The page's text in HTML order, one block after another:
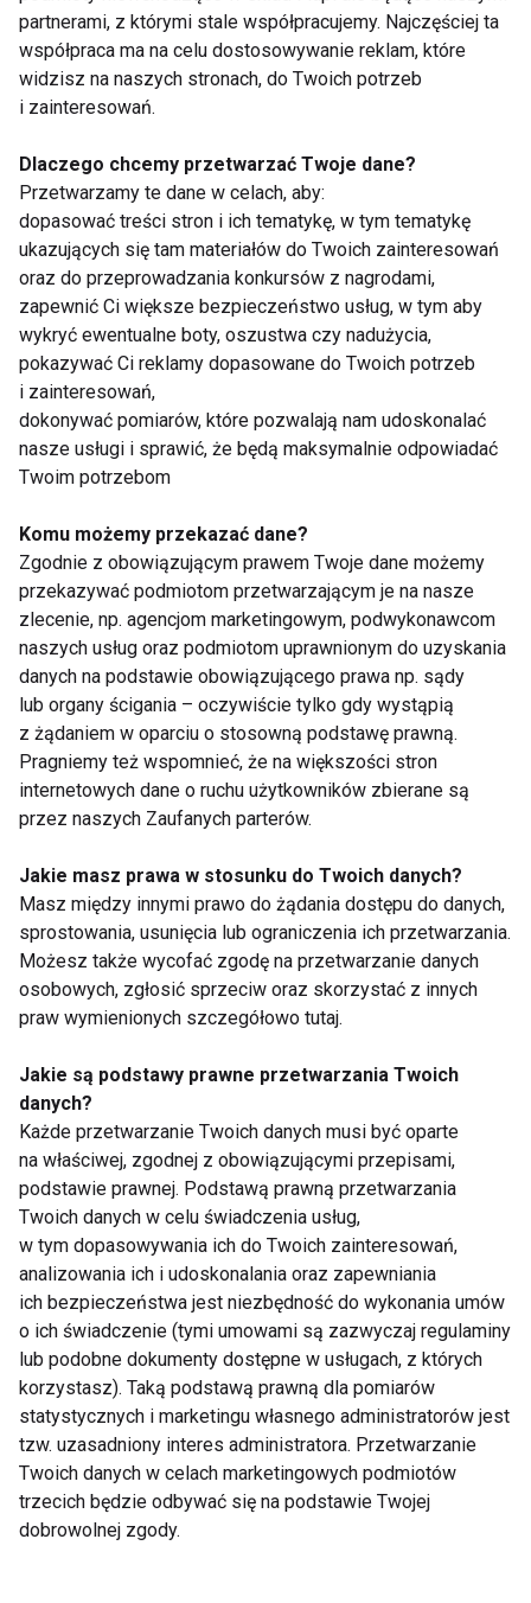
leczenie. Wszyscy narażeni na kontakt z wirusem
powinni poddać się badaniu, by w razie choroby móc
zareagować szybko, zanim zacznie siać
spustoszenie w organizmie.
www.zdrowie.fit.pl
WIRUS ZDROWIE
Wirus
Kogo nie uda się
ochronić przed RSV w
nadchodzącym
sezonie infekcyjnym?
Rusza XXIII edycja
akcji Żółty Tydzień
Jak zwalczyć
gorączkę?
AIDS - przełom w
badaniach
Pokaż więcej
Zdrowie
Klinika Implantologii -
nowoczesne
rozwiązania dla
zdrowego i pięknego
uśmiechu
Jakie zabiegi
stomatologiczne
pomogą Ci zadbać o
piękny uśmiech?
partnerami, z którymi stale współpracujemy. Najczęściej ta
współpraca ma na celu dostosowywanie reklam, które
widzisz na naszych stronach, do Twoich potrzeb
i zainteresowań.
Dlaczego chcemy przetwarzać Twoje dane?
Przetwarzamy te dane w celach, aby:
dopasować treści stron i ich tematykę, w tym tematykę
ukazujących się tam materiałów do Twoich zainteresowań
oraz do przeprowadzania konkursów z nagrodami,
zapewnić Ci większe bezpieczeństwo usług, w tym aby
wykryć ewentualne boty, oszustwa czy nadużycia,
pokazywać Ci reklamy dopasowane do Twoich potrzeb
i zainteresowań,
dokonywać pomiarów, które pozwalają nam udoskonalać
nasze usługi i sprawić, że będą maksymalnie odpowiadać
Twoim potrzebom
Komu możemy przekazać dane?
Zgodnie z obowiązującym prawem Twoje dane możemy
przekazywać podmiotom przetwarzającym je na nasze
zlecenie, np. agencjom marketingowym, podwykonawcom
naszych usług oraz podmiotom uprawnionym do uzyskania
danych na podstawie obowiązującego prawa np. sądy
lub organy ścigania – oczywiście tylko gdy wystąpią
z żądaniem w oparciu o stosowną podstawę prawną.
Pragniemy też wspomnieć, że na większości stron
internetowych dane o ruchu użytkowników zbierane są
przez naszych Zaufanych parterów.
Jakie masz prawa w stosunku do Twoich danych?
Masz między innymi prawo do żądania dostępu do danych,
sprostowania, usunięcia lub ograniczenia ich przetwarzania.
Możesz także wycofać zgodę na przetwarzanie danych
osobowych, zgłosić sprzeciw oraz skorzystać z innych
praw wymienionych szczegółowo tutaj.
Jakie są podstawy prawne przetwarzania Twoich
danych?
Każde przetwarzanie Twoich danych musi być oparte
na właściwej, zgodnej z obowiązującymi przepisami,
podstawie prawnej. Podstawą prawną przetwarzania
Twoich danych w celu świadczenia usług,
w tym dopasowywania ich do Twoich zainteresowań,
analizowania ich i udoskonalania oraz zapewniania
ich bezpieczeństwa jest niezbędność do wykonania umów
o ich świadczenie (tymi umowami są zazwyczaj regulaminy
lub podobne dokumenty dostępne w usługach, z których
korzystasz). Taką podstawą prawną dla pomiarów
statystycznych i marketingu własnego administratorów jest
tzw. uzasadniony interes administratora. Przetwarzanie
Twoich danych w celach marketingowych podmiotów
trzecich będzie odbywać się na podstawie Twojej
dobrowolnej zgody.